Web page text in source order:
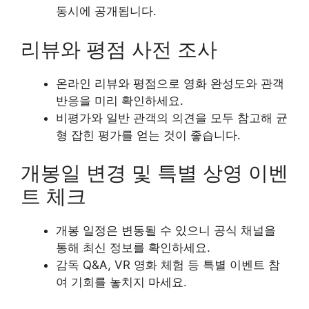
동시에 공개됩니다.
리뷰와 평점 사전 조사
온라인 리뷰와 평점으로 영화 완성도와 관객
반응을 미리 확인하세요.
비평가와 일반 관객의 의견을 모두 참고해 균
형 잡힌 평가를 얻는 것이 좋습니다.
개봉일 변경 및 특별 상영 이벤
트 체크
개봉 일정은 변동될 수 있으니 공식 채널을
통해 최신 정보를 확인하세요.
감독 Q&A, VR 영화 체험 등 특별 이벤트 참
여 기회를 놓치지 마세요.